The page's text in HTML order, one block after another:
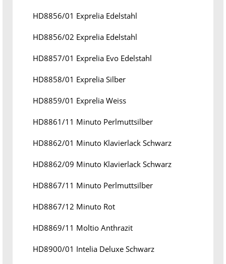
HD8856/01 Exprelia Edelstahl
HD8856/02 Exprelia Edelstahl
HD8857/01 Exprelia Evo Edelstahl
HD8858/01 Exprelia Silber
HD8859/01 Exprelia Weiss
HD8861/11 Minuto Perlmuttsilber
HD8862/01 Minuto Klavierlack Schwarz
HD8862/09 Minuto Klavierlack Schwarz
HD8867/11 Minuto Perlmuttsilber
HD8867/12 Minuto Rot
HD8869/11 Moltio Anthrazit
HD8900/01 Intelia Deluxe Schwarz